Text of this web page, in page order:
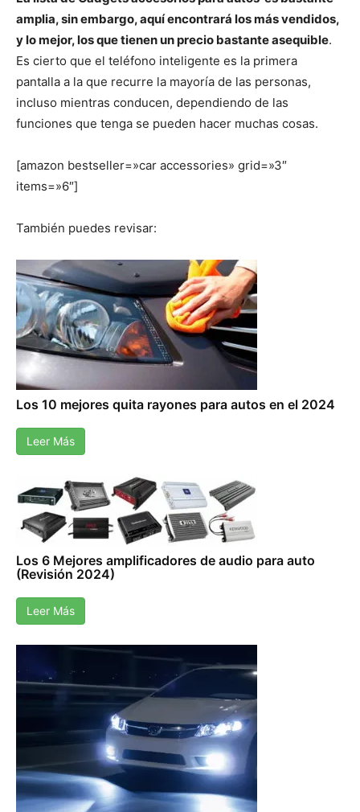
amplia, sin embargo, aquí encontrará los más vendidos,
y lo mejor, los que tienen un precio bastante asequible.
Es cierto que el teléfono inteligente es la primera
pantalla a la que recurre la mayoría de las personas,
incluso mientras conducen, dependiendo de las
funciones que tenga se pueden hacer muchas cosas.
[amazon bestseller=»car accessories» grid=»3″
items=»6″]
También puedes revisar:
Los 10 mejores quita rayones para autos en el 2024
Leer Más
Los 6 Mejores amplificadores de audio para auto
(Revisión 2024)
Leer Más